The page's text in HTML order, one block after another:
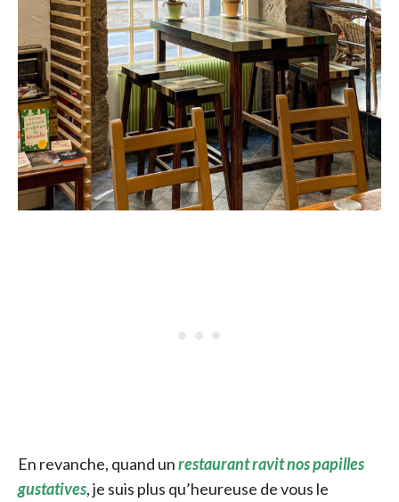
En revanche, quand unrestaurant ravit nos papilles
gustatives, je suis plus qu’heureuse de vous le